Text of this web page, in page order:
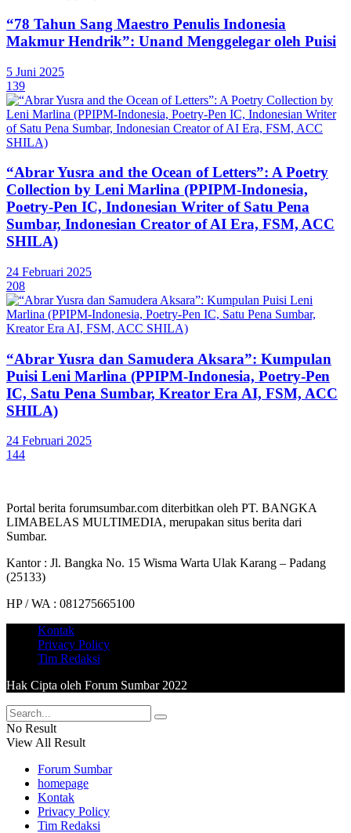
“78 Tahun Sang Maestro Penulis Indonesia
Makmur Hendrik”: Unand Menggelegar oleh Puisi
5 Juni 2025
139
“Abrar Yusra and the Ocean of Letters”: A Poetry
Collection by Leni Marlina (PPIPM-Indonesia,
Poetry-Pen IC, Indonesian Writer of Satu Pena
Sumbar, Indonesian Creator of AI Era, FSM, ACC
SHILA)
24 Februari 2025
208
“Abrar Yusra dan Samudera Aksara”: Kumpulan
Puisi Leni Marlina (PPIPM-Indonesia, Poetry-Pen
IC, Satu Pena Sumbar, Kreator Era AI, FSM, ACC
SHILA)
24 Februari 2025
144
Portal berita forumsumbar.com diterbitkan oleh PT. BANGKA
LIMABELAS MULTIMEDIA, merupakan situs berita dari
Sumbar.
Kantor : Jl. Bangka No. 15 Wisma Warta Ulak Karang – Padang
(25133)
HP / WA : 081275665100
Kontak
Privacy Policy
Tim Redaksi
Hak Cipta oleh Forum Sumbar 2022
No Result
View All Result
Forum Sumbar
homepage
Kontak
Privacy Policy
Tim Redaksi